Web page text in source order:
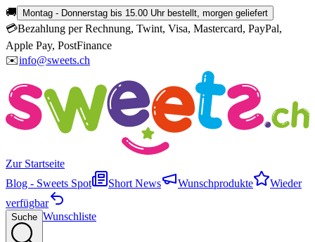
🚚 Montag - Donnerstag bis 15.00 Uhr bestellt, morgen geliefert
💳Bezahlung per Rechnung, Twint, Visa, Mastercard, PayPal,
Apple Pay, PostFinance
✉️info@sweets.ch
Zur Startseite
Blog - Sweets Spot
Short News Wunschprodukte
Wieder
verfügbar
Suche Wunschliste